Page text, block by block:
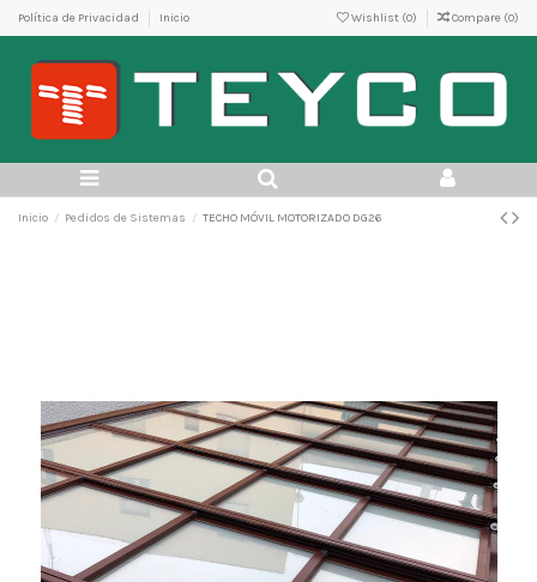
Política de Privacidad Inicio Wishlist (0) Compare (0)
Inicio Pedidos de Sistemas TECHO MÓVIL MOTORIZADO DG26